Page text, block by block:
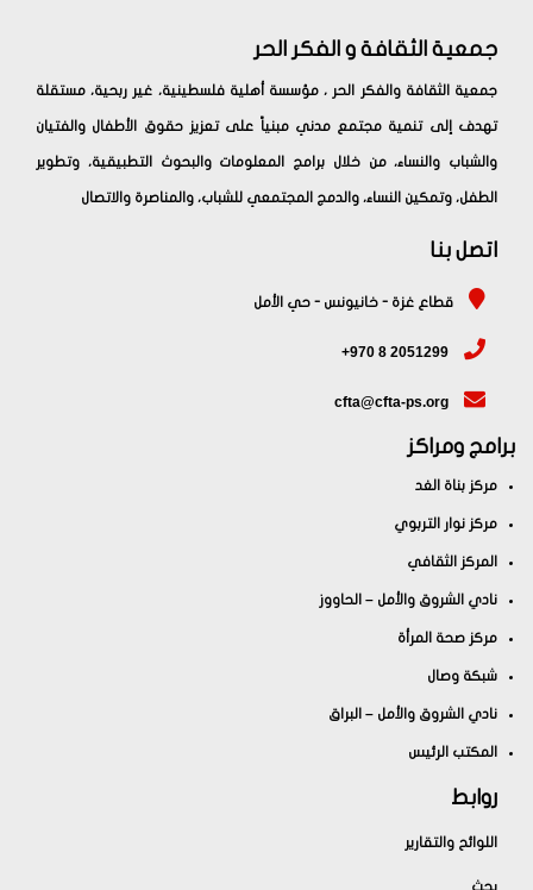
جمعية الثقافة و الفكر الحر
جمعية الثقافة والفكر الحر ، مؤسسة أهلية فلسطينية، غير ربحية، مستقلة
تهدف إلى تنمية مجتمع مدني مبنياً على تعزيز حقوق الأطفال والفتيان
والشباب والنساء، من خلال برامج المعلومات والبحوث التطبيقية، وتطوير
الطفل، وتمكين النساء، والدمج المجتمعي للشباب، والمناصرة والاتصال
اتصل بنا
قطاع غزة - خانيونس - حي الأمل
+970 8 2051299
cfta@cfta-ps.org
برامج ومراكز
مركز بناة الغد
مركز نوار التربوي
المركز الثقافي
نادي الشروق والأمل – الحاووز
مركز صحة المرأة
شبكة وصال
نادي الشروق والأمل – البراق
المكتب الرئيس
روابط
اللوائح والتقارير
بحث